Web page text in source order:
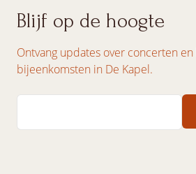
Blijf op de hoogte
Ontvang updates over concerten
bijeenkomsten in De Kapel.
Email